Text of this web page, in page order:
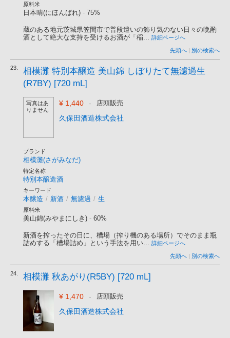
原料米
日本晴(にほんばれ) - 75%
蔵のある地元茨城県笠間市で普段遣いの飾り気のない日々の晩酌
酒として絶大な支持を受けるお酒が「稲... 詳細ページへ
先頭へ | 別の検索へ
23.
相模灘 特別本醸造 美山錦 しぼりたて無濾過生
(R7BY) [720 mL]
写真はあ
りません
¥ 1,440 - 店頭販売
久保田酒造株式会社
ブランド
相模灘(さがみなだ)
特定名称
特別本醸造酒
キーワード
本醸造 / 新酒 / 無濾過 / 生
原料米
美山錦(みやまにしき) - 60%
新酒を搾ったその日に、槽場（搾り機のある場所）でそのまま瓶
詰めする「槽場詰め」という手法を用い... 詳細ページへ
先頭へ | 別の検索へ
24. 相模灘 秋あがり(R5BY) [720 mL]
¥ 1,470 - 店頭販売
久保田酒造株式会社